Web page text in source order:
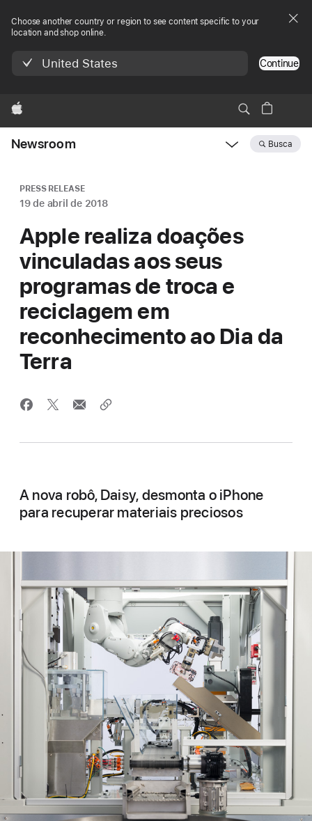
Choose another country or region to see content specific to your
location and shop online.
United States Continue
Apple
Newsroom Busca
PRESS RELEASE
19 de abril de 2018
Apple realiza doações
vinculadas aos seus
programas de troca e
reciclagem em
reconhecimento ao Dia da
Terra
A nova robô, Daisy, desmonta o iPhone
para recuperar materiais preciosos